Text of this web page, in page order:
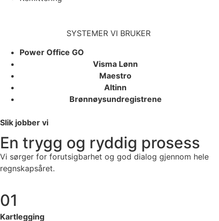
SYSTEMER VI BRUKER
Power Office GO
Visma Lønn
Maestro
Altinn
Brønnøysundregistrene
Slik jobber vi
En trygg og ryddig prosess
Vi sørger for forutsigbarhet og god dialog gjennom hele
regnskapsåret.
01
Kartlegging